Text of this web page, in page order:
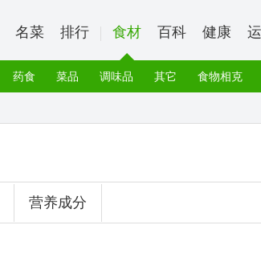
名菜 排行 食材 百科 健康
药食 菜品 调味品 其它 食物相克
营养成分